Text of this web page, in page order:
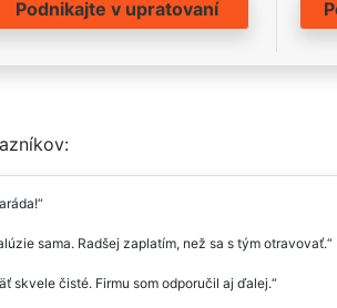
Podnikajte v upratovaní
sama. Radšej zaplatím, než sa s tým otravovať.
skvele čisté. Firmu som odporučil aj ďalej.